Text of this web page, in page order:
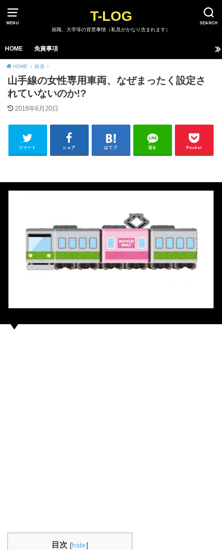
MENU SEARCH
T-LOG
就職、大学等の背景事情（私見がかなり含まれます）
HOME 免責事項
HOME 鉄道
山手線の女性専用車両、なぜまったく設定さ
れていないのか!?
2018年6月20日
ツイート シェア はてブ 送る Pocket
目次 [hide]